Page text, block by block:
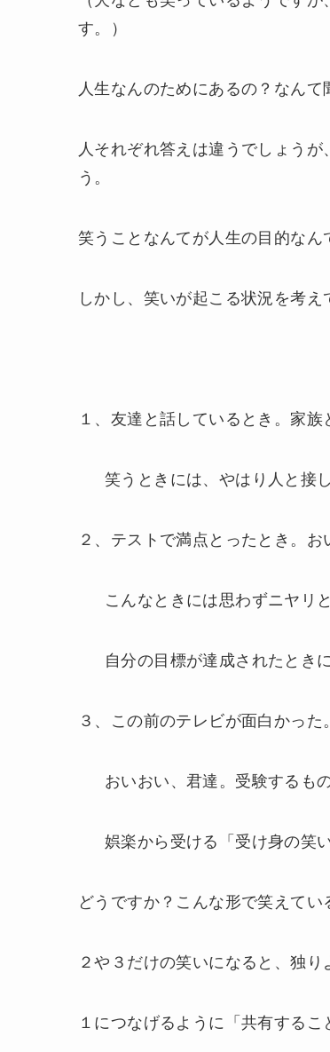
す。）
人生なんのためにあるの？なんて
人それぞれ答えは違うでしょう
う。
笑うことなんてが人生の目的なん
しかし、笑いが起こる状況を考
１、友達と話しているとき。家族
笑うときには、やはり人と接
２、テストで満点とったとき。お
こんなときには思わずニヤリ
自分の目標が達成されたとき
３、この前のテレビが面白かった
おいおい、君達。受験するも
娯楽から受ける「受け身の笑
どうですか？こんな形で笑えて
２や３だけの笑いになると、独
１につなげるように「共有する